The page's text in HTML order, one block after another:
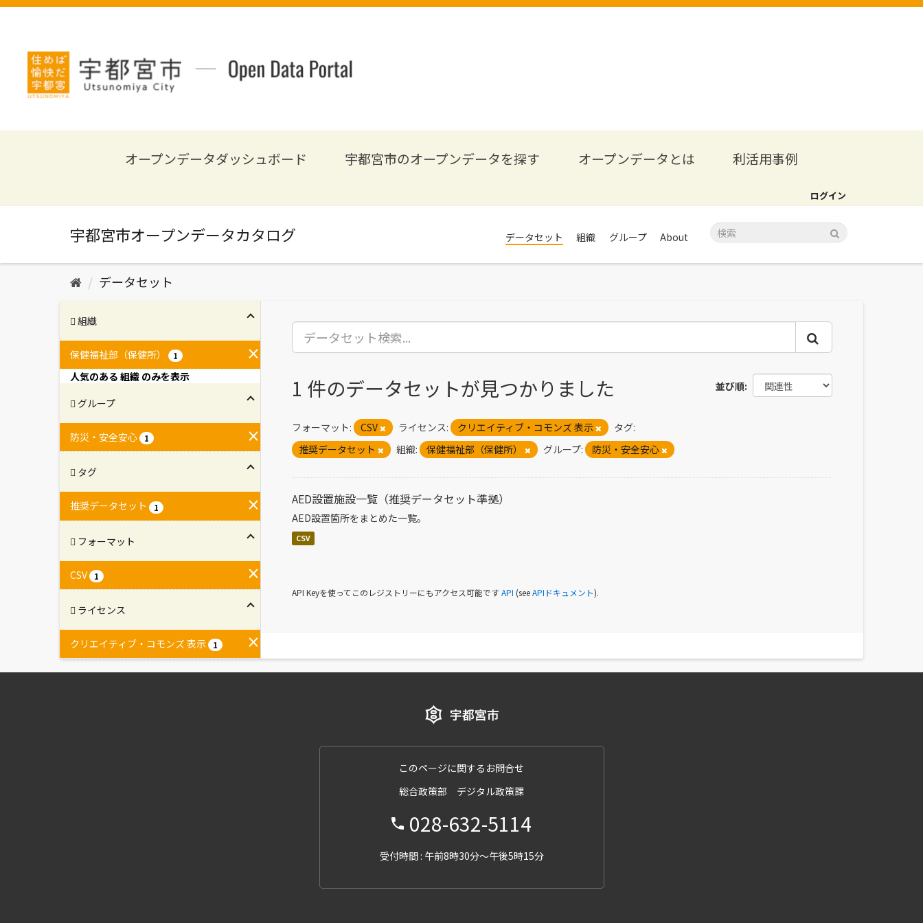
ス
オープンデータダッシュボード 宇都宮市のオープンデータを探す オープンデータとは 利活用事例
ログイン
データセット 組織 グループ About
データセット
組織
保健福祉部（保健所） 1
人気のある 組織 のみを表示
グループ
防災・安全安心 1
タグ
推奨データセット 1
フォーマット
CSV 1
ライセンス
クリエイティブ・コモンズ 表示 1
並び順
1 件のデータセットが見つかりました
フォーマット: CSV ライセンス: クリエイティブ・コモンズ 表示
タグ:
推奨データセット
組織: 保健福祉部（保健所） グループ: 防災・安全安心
AED設置施設一覧（推奨データセット準拠）
AED設置箇所をまとめた一覧。
CSV
API Keyを使ってこのレジストリーにもアクセス可能ですAPI (seeAPIドキュメント).
このページに関するお問合せ
総合政策部 デジタル政策課
028-632-5114
受付時間 : 午前8時30分～午後5時15分